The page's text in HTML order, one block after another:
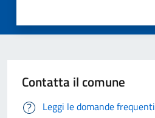
Contatta il comune
Leggi le domande frequenti